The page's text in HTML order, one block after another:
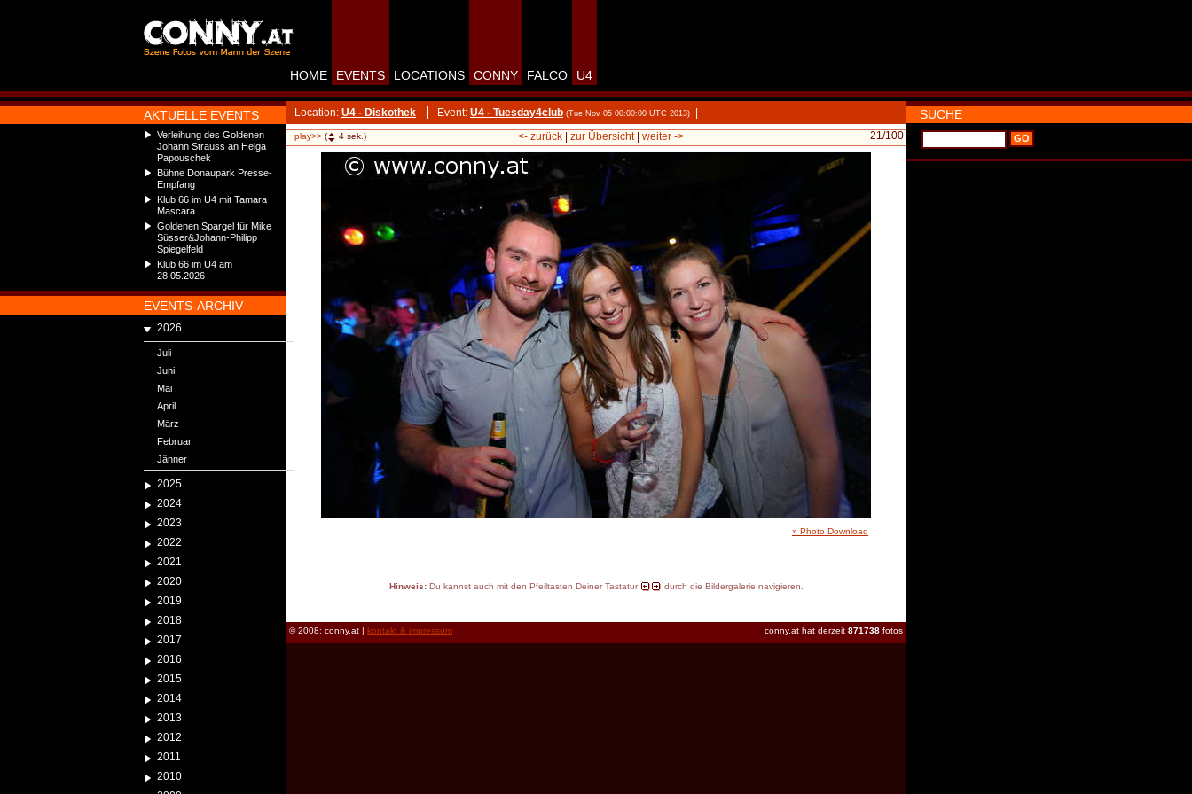
AKTUELLE EVENTS
Verleihung des Goldenen
Johann Strauss an Helga
Papouschek
Bühne Donaupark Presse-
Empfang
Klub 66 im U4 mit Tamara
Mascara
Goldenen Spargel für Mike
Süsser&Johann-Philipp
Spiegelfeld
Klub 66 im U4 am
28.05.2026
EVENTS-ARCHIV
2026
Juli
Juni
Mai
April
März
Februar
Jänner
2025
2024
2023
2022
2021
2020
2019
2018
2017
2016
2015
2014
2013
2012
2011
2010
HOME EVENTS LOCATIONS CONNY FALCO U4
Location: U4 - Diskothek Event: U4 - Tuesday4club (Tue Nov 05 00:00:00 UTC 2013)
play>> ( 4 sek.) 21/100
<- zurück| zur Übersicht| weiter ->
» Photo Download
Hinweis:Du kannst auch mit den Pfeiltasten Deiner Tastatur durch die Bildergalerie navigieren.
conny.at hat derzeit 871738 fotos
© 2008: conny.at | kontakt & impressum
SUCHE